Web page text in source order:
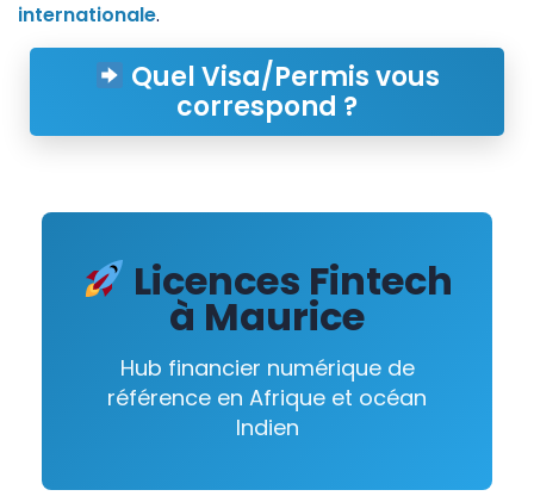
internationale.
Quel Visa/Permis vous
correspond ?
Licences Fintech
à Maurice
Hub financier numérique de
référence en Afrique et océan
Indien